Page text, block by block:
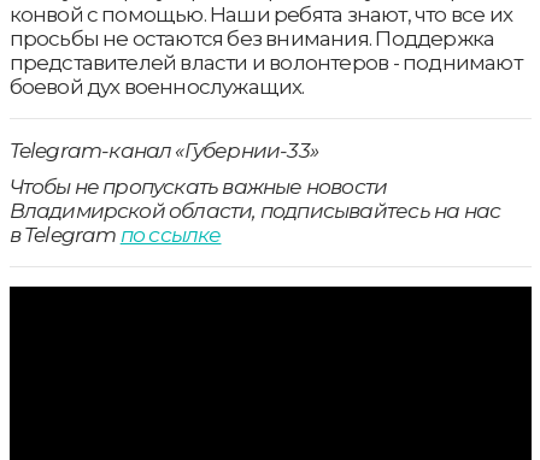
конвой с помощью. Наши ребята знают, что все их
просьбы не остаются без внимания. Поддержка
представителей власти и волонтеров - поднимают
боевой дух военнослужащих.
Telegram-канал «Губернии-33»
Чтобы не пропускать важные новости
Владимирской области, подписывайтесь на нас
в Telegram по ссылке